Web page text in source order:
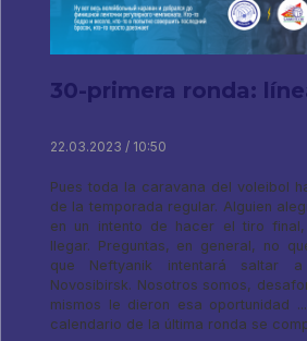
30-primera ronda:
22.03.2023 / 10:50
Pues toda la caravana del voleibol
de la temporada regular. Alguien
en un intento de hacer el tiro
llegar. Preguntas, en general, no
que Neftyanik intentará saltar
Novosibirsk. Nosotros somos,
mismos le dieron esa oportunidad
calendario de la última ronda se